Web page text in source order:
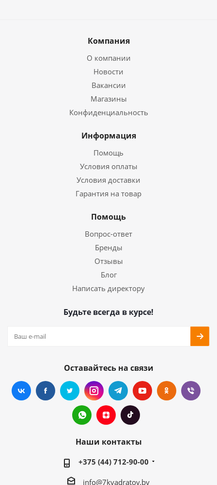
Компания
О компании
Новости
Вакансии
Магазины
Конфиденциальность
Информация
Помощь
Условия оплаты
Условия доставки
Гарантия на товар
Помощь
Вопрос-ответ
Бренды
Отзывы
Блог
Написать директору
Будьте всегда в курсе!
Оставайтесь на связи
Наши контакты
+375 (44) 712-90-00
info@7kvadratov.by